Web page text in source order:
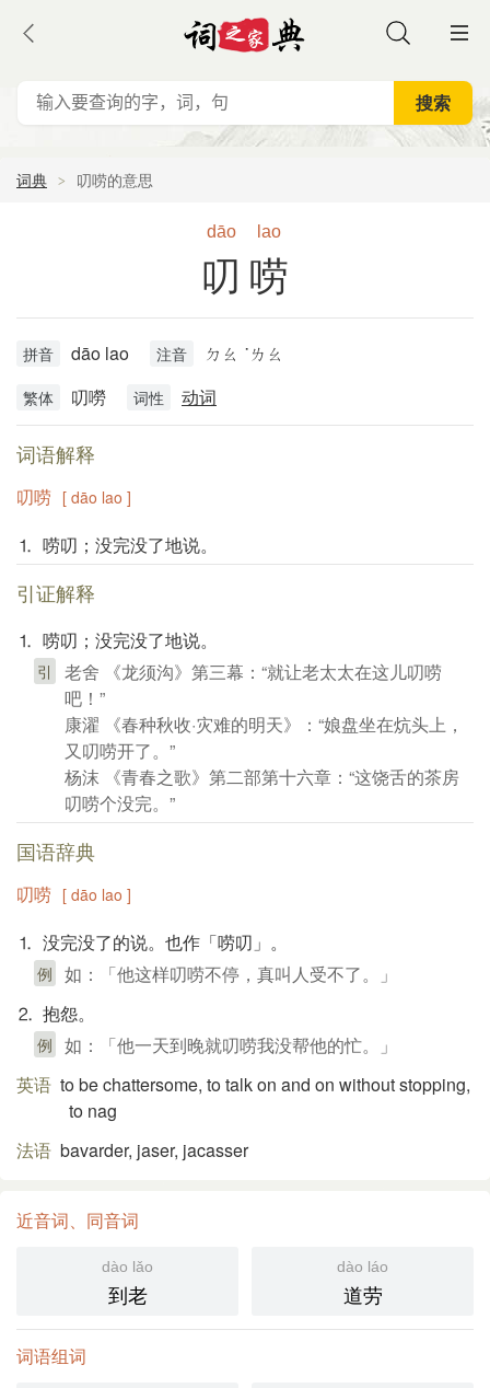
词典 叨唠的意思
dāo lao
叨唠
拼音 dāo lao 注音 ㄉㄠ ˙ㄌㄠ
繁体 叨嘮 词性 动词
词语解释
叨唠 [ dāo lao ]
⒈ 唠叨；没完没了地说。
引证解释
⒈ 唠叨；没完没了地说。
引
老舍 《龙须沟》第三幕：“就让老太太在这儿叨唠
吧！”
康濯 《春种秋收·灾难的明天》：“娘盘坐在炕头上，
又叨唠开了。”
杨沫 《青春之歌》第二部第十六章：“这饶舌的茶房
叨唠个没完。”
国语辞典
叨唠 [ dāo lao ]
⒈ 没完没了的说。也作「唠叨」。
例 如：「他这样叨唠不停，真叫人受不了。」
⒉ 抱怨。
例 如：「他一天到晚就叨唠我没帮他的忙。」
英语 to be chattersome, to talk on and on without stopping,
to nag
法语 bavarder, jaser, jacasser
近音词、同音词
dào lǎo
到老
dào láo
道劳
词语组词